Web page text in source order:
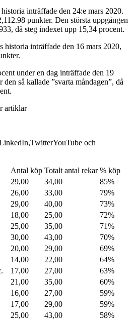
inträffade den 24:e mars 2020.
punkter. Den största uppgången
då steg indexet upp 15,34 procent.
historia inträffade den 16 mars 2020,
under en dag inträffade den 19
så kallade ”svarta måndagen”, då
artiklar
och
Antal köp Totalt antal rekar % köp
29,00 34,00
85%
26,00 33,00
79%
29,00 40,00
73%
18,00 25,00
72%
25,00 35,00
71%
30,00 43,00
70%
20,00 29,00
69%
14,00 22,00
64%
17,00 27,00
63%
21,00 35,00
60%
16,00 27,00
59%
17,00 29,00
59%
25,00 43,00
58%